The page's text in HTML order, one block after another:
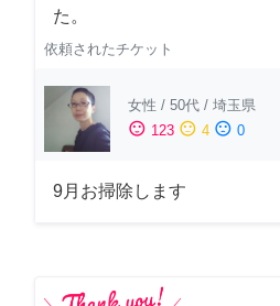
た。
依頼されたチケット
女性 / 50代 / 埼玉県
sentiment_satisfied 123 sentiment_neutral 4 sentiment_dissatisfied 0
9月お掃除します